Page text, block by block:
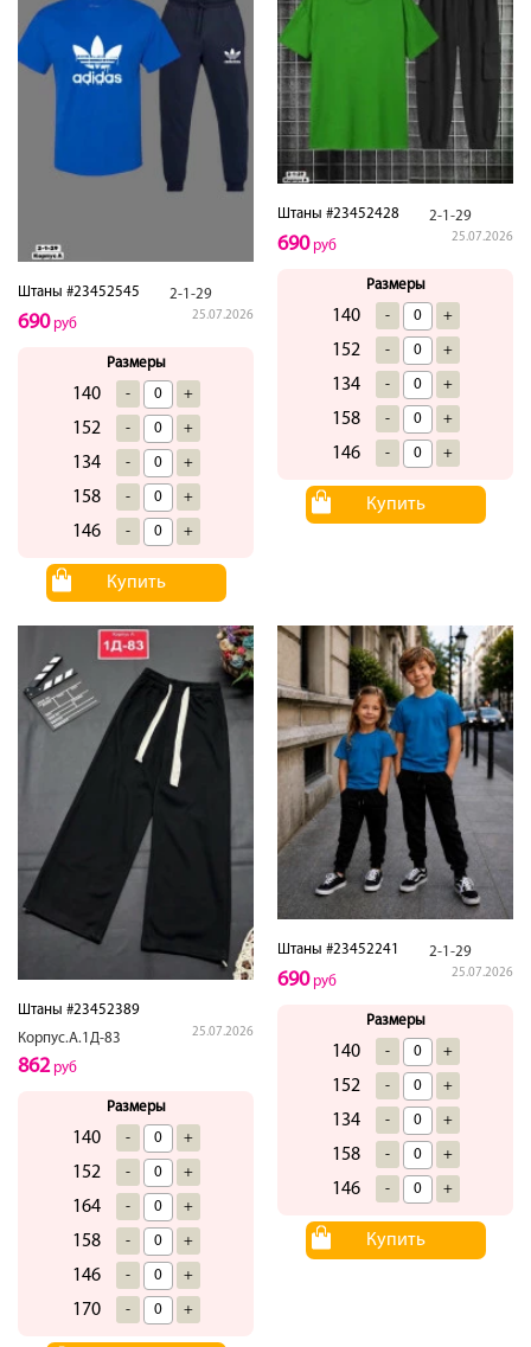
Штаны #23452545 2-1-29
25.07.2026
690руб
Размеры
140 - +
152 - +
134 - +
158 - +
146 - +
Купить
Штаны #23452428 2-1-29
25.07.2026
690руб
Размеры
140 - +
152 - +
134 - +
158 - +
146 - +
Купить
Штаны #23452389
Корпус.А.1Д-83
25.07.2026
862руб
Размеры
140 - +
152 - +
164 - +
158 - +
146 - +
170 - +
Штаны #23452241 2-1-29
25.07.2026
690руб
Размеры
140 - +
152 - +
134 - +
158 - +
146 - +
Купить